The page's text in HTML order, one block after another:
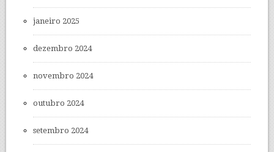
janeiro 2025
dezembro 2024
novembro 2024
outubro 2024
setembro 2024